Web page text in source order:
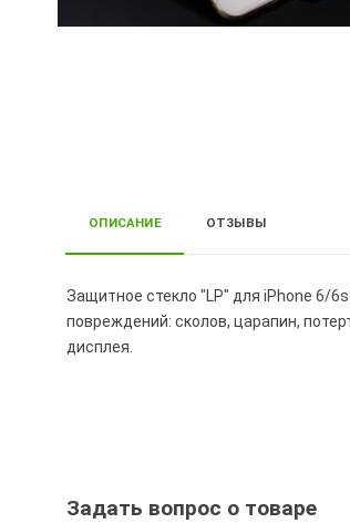
ОПИСАНИЕ ОТЗЫВЫ
Защитное стекло "LP" для iPhone 6/
повреждений: сколов, царапин,
дисплея.
Задать вопрос о товаре